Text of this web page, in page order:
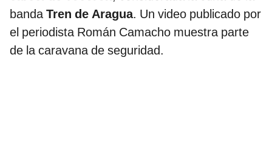
bandaTren de Aragua. Un video publicado por
el periodista Román Camacho muestra parte
de la caravana de seguridad.